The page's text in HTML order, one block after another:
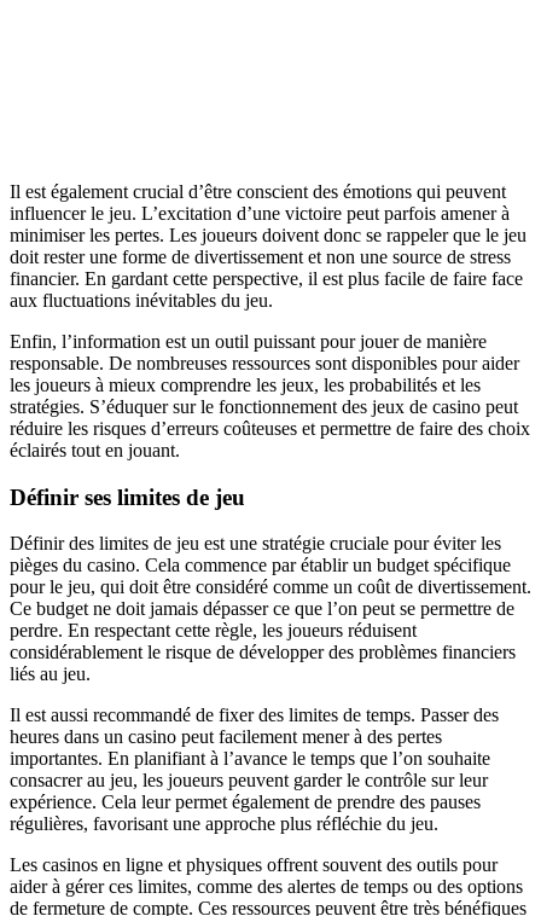
Il est également crucial d’être conscient des émotions qui peuvent
influencer le jeu. L’excitation d’une victoire peut parfois amener à
minimiser les pertes. Les joueurs doivent donc se rappeler que le jeu
doit rester une forme de divertissement et non une source de stress
financier. En gardant cette perspective, il est plus facile de faire face
aux fluctuations inévitables du jeu.
Enfin, l’information est un outil puissant pour jouer de manière
responsable. De nombreuses ressources sont disponibles pour aider
les joueurs à mieux comprendre les jeux, les probabilités et les
stratégies. S’éduquer sur le fonctionnement des jeux de casino peut
réduire les risques d’erreurs coûteuses et permettre de faire des choix
éclairés tout en jouant.
Définir ses limites de jeu
Définir des limites de jeu est une stratégie cruciale pour éviter les
pièges du casino. Cela commence par établir un budget spécifique
pour le jeu, qui doit être considéré comme un coût de divertissement.
Ce budget ne doit jamais dépasser ce que l’on peut se permettre de
perdre. En respectant cette règle, les joueurs réduisent
considérablement le risque de développer des problèmes financiers
liés au jeu.
Il est aussi recommandé de fixer des limites de temps. Passer des
heures dans un casino peut facilement mener à des pertes
importantes. En planifiant à l’avance le temps que l’on souhaite
consacrer au jeu, les joueurs peuvent garder le contrôle sur leur
expérience. Cela leur permet également de prendre des pauses
régulières, favorisant une approche plus réfléchie du jeu.
Les casinos en ligne et physiques offrent souvent des outils pour
aider à gérer ces limites, comme des alertes de temps ou des options
de fermeture de compte. Ces ressources peuvent être très bénéfiques